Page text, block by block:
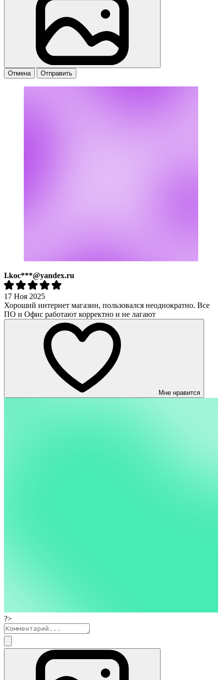
Отмена Отправить
I.koc***@yandex.ru
17 Ноя 2025
Хороший интернет магазин, пользовался неоднократно. Все
ПО и Офис работают корректно и не лагают
Мне нравится
?>